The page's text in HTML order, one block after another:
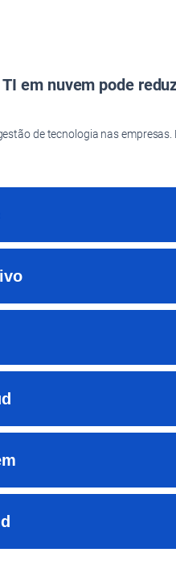
em nuvem pode
de tecnologia nas